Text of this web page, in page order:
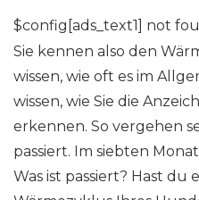
$config[ads_text1] not
Sie kennen also den
wissen, wie oft es im
wissen, wie Sie die
erkennen. So vergehen
passiert. Im siebten
Was ist passiert? Hast du